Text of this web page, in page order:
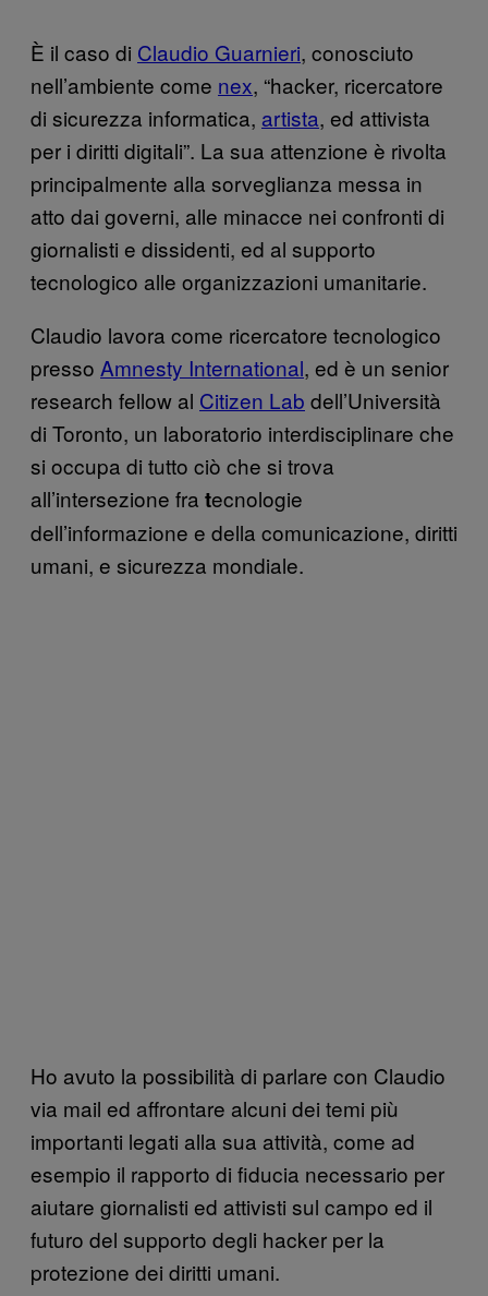
È il caso di Claudio Guarnieri, conosciuto
nell’ambiente come nex, “hacker, ricercatore
di sicurezza informatica, artista, ed attivista
per i diritti digitali”. La sua attenzione è rivolta
principalmente alla sorveglianza messa in
atto dai governi, alle minacce nei confronti di
giornalisti e dissidenti, ed al supporto
tecnologico alle organizzazioni umanitarie.
Claudio lavora come ricercatore tecnologico
presso Amnesty International, ed è un senior
research fellow al Citizen Lab dell’Università
di Toronto, un laboratorio interdisciplinare che
si occupa di tutto ciò che si trova
all’intersezione fra tecnologie
dell’informazione e della comunicazione, diritti
umani, e sicurezza mondiale.
Ho avuto la possibilità di parlare con Claudio
via mail ed affrontare alcuni dei temi più
importanti legati alla sua attività, come ad
esempio il rapporto di fiducia necessario per
aiutare giornalisti ed attivisti sul campo ed il
futuro del supporto degli hacker per la
protezione dei diritti umani.